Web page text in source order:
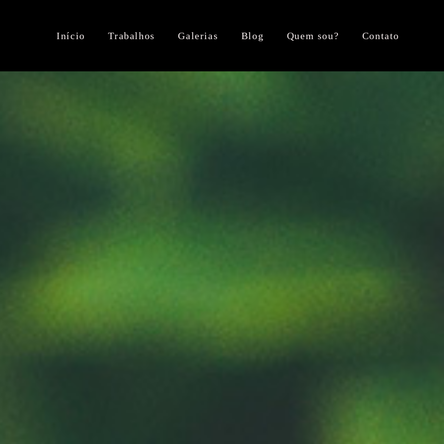
Início Trabalhos Galerias Blog Quem sou? Contato